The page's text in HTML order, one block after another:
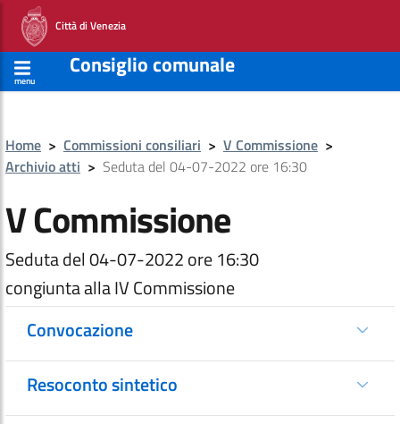
Città di Venezia
menu
Consiglio comunale
Home > Commissioni consiliari > V Commissione >
Archivio atti > Seduta del 04-07-2022 ore 16:30
V Commissione
Seduta del 04-07-2022 ore 16:30
congiunta alla IV Commissione
Convocazione
Resoconto sintetico